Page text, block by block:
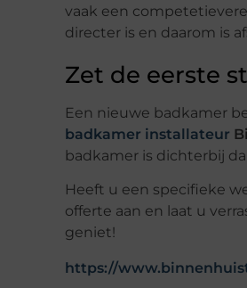
vaak een
directer is en daarom is
Zet de eerste
Een nieuwe badkamer
badkamer installateur
badkamer is dichterbij
Heeft u een specifieke
offerte aan en laat u
geniet!
https://